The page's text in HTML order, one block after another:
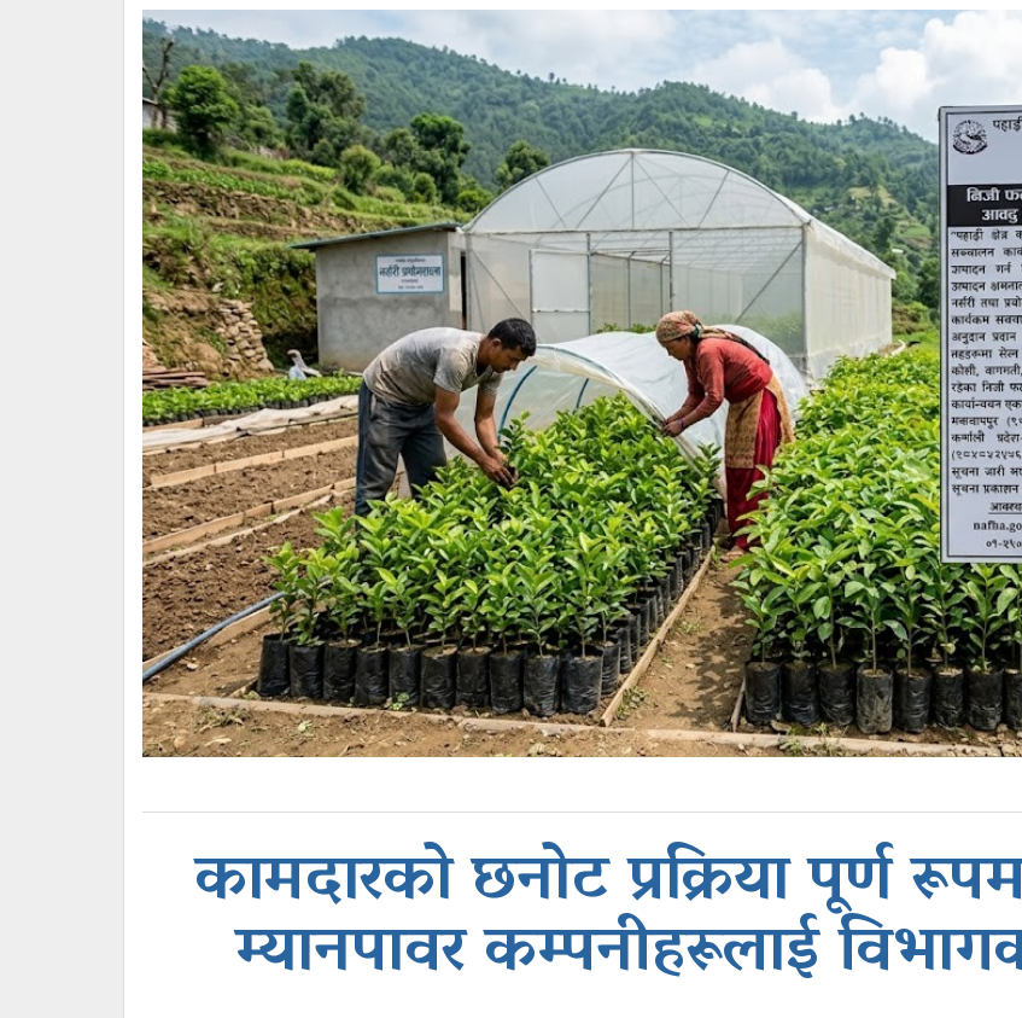
कामदारको छनोट प्रक्रिया पूर्ण
म्यानपावर कम्पनीहरूलाई